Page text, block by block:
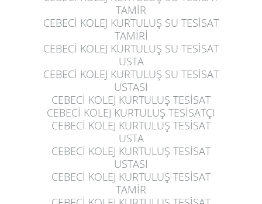
TAMİR
CEBECİ KOLEJ KURTULUŞ SU TESİSAT
TAMİRİ
CEBECİ KOLEJ KURTULUŞ SU TESİSAT
USTA
CEBECİ KOLEJ KURTULUŞ SU TESİSAT
USTASI
CEBECİ KOLEJ KURTULUŞ TESİSAT
CEBECİ KOLEJ KURTULUŞ TESİSATÇI
CEBECİ KOLEJ KURTULUŞ TESİSAT
USTA
CEBECİ KOLEJ KURTULUŞ TESİSAT
USTASI
CEBECİ KOLEJ KURTULUŞ TESİSAT
TAMİR